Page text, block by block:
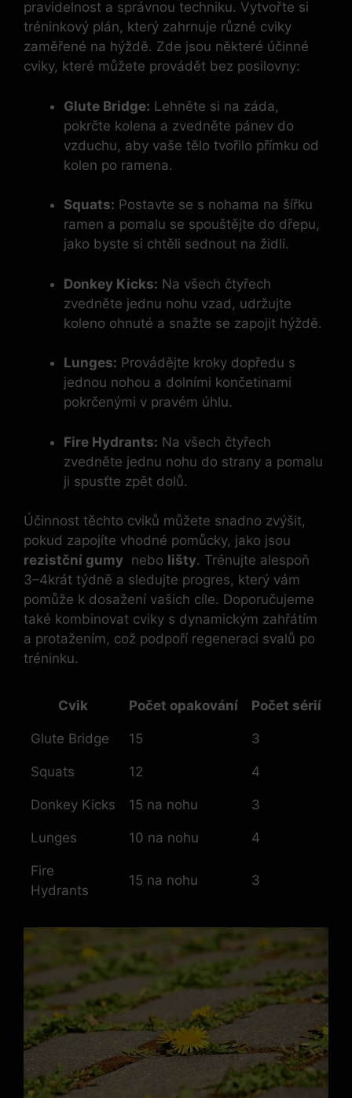
pravidelnost a správnou techniku. Vytvořte si
tréninkový plán, který zahrnuje různé cviky
‍zaměřené na hýždě. Zde jsou některé účinné‍
cviky, které ⁤můžete provádět ‌bez posilovny:
Glute⁣ Bridge: Lehněte si na záda,
pokrčte kolena a ‍zvedněte pánev do
vzduchu, aby vaše tělo tvořilo přímku od
kolen po ramena.
Squats: Postavte se s nohama na šířku‌
ramen a pomalu se spouštějte do dřepu,
jako byste si chtěli sednout na židli.
Donkey Kicks: Na všech čtyřech
zvedněte jednu nohu vzad, udržujte
koleno ohnuté a snažte se zapojit hýždě.
Lunges: Provádějte kroky dopředu s
jednou nohou a dolními končetinami
pokrčenými v pravém úhlu.
Fire Hydrants: Na všech⁢ čtyřech
zvedněte jednu nohu do strany‌ a pomalu
ji⁤ spusťte zpět dolů.
Účinnost těchto ​cviků můžete snadno zvýšit,
pokud ​zapojíte vhodné pomůcky, jako jsou
rezistční gumy ‌ nebo lišty. Trénujte ​alespoň
3–4krát týdně a sledujte progres, který ‍vám
pomůže k dosažení vašich cíle. Doporučujeme
také kombinovat⁣ cviky s dynamickým zahřátím
a protažením, což podpoří‌ regeneraci svalů po
tréninku.
Cvik Počet opakování Počet​ sérií
Glute Bridge 15 3
Squats 12 4
Donkey Kicks 15 na ‍nohu 3
Lunges 10 na nohu 4
Fire
Hydrants
15 na nohu 3